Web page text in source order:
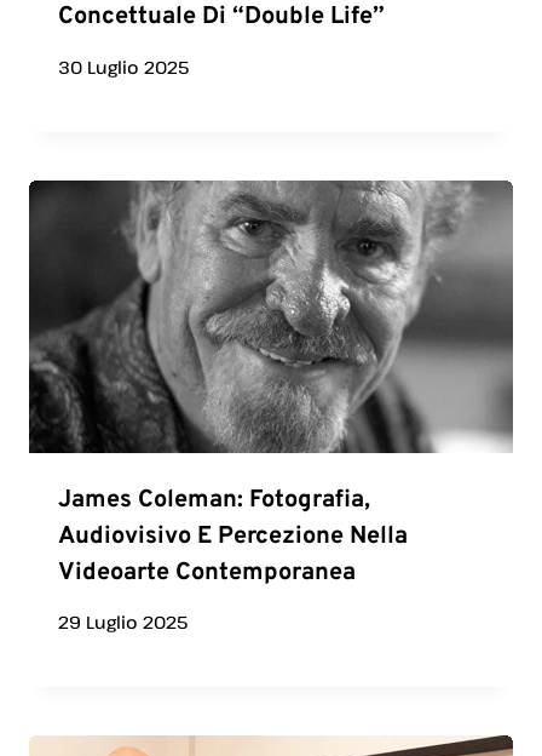
Concettuale Di “Double Life”
30 Luglio 2025
James Coleman: Fotografia,
Audiovisivo E Percezione Nella
Videoarte Contemporanea
29 Luglio 2025